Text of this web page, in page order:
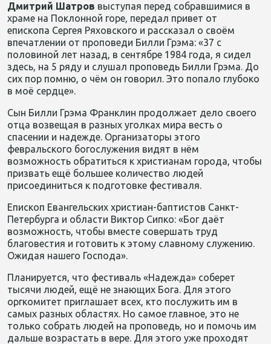
Дмитрий Шатров выступая перед собравшимися в
храме на Поклонной горе, передал привет от
епископа Сергея Ряховского и рассказал о своём
впечатлении от проповеди Билли Грэма: «37 с
половиной лет назад, в сентябре 1984 года, я сидел
здесь, на 5 ряду и слушал проповедь Билли Грэма. До
сих пор помню, о чём он говорил. Это попало глубоко
в моё сердце».
Сын Билли Грэма Франклин продолжает дело своего
отца возвещая в разных уголках мира весть о
спасении и надежде. Организаторы этого
февральского богослужения видят в нём
возможность обратиться к христианам города, чтобы
призвать ещё большее количество людей
присоединиться к подготовке фестиваля.
Епископ Евангельских христиан-баптистов Санкт-
Петербурга и области Виктор Сипко: «Бог даёт
возможность, чтобы вместе совершать труд
благовестия и готовить к этому славному служению.
Ожидая нашего Господа».
Планируется, что фестиваль «Надежда» соберет
тысячи людей, ещё не знающих Бога. Для этого
оргкомитет приглашает всех, кто послужить им в
самых разных областях. Но самое главное, это не
только собрать людей на проповедь, но и помочь им
дальше возрастать в вере. Для этого уже проходят